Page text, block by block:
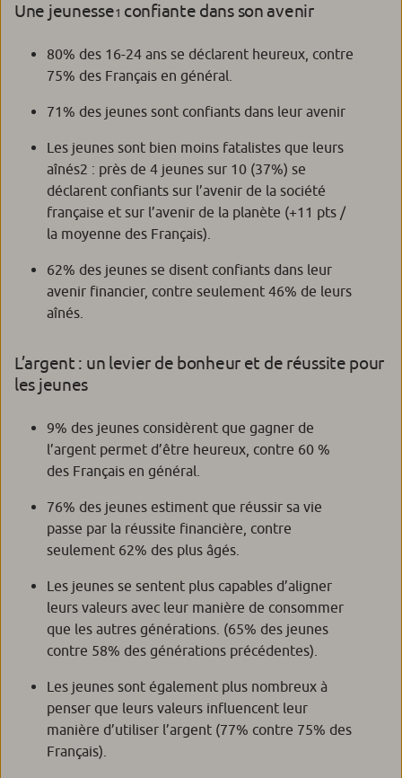
Une jeunesse1 confiante dans son avenir
80% des 16-24 ans se déclarent heureux, contre
75% des Français en général.
71% des jeunes sont confiants dans leur avenir
Les jeunes sont bien moins fatalistes que leurs
aînés2 : près de 4 jeunes sur 10 (37%) se
déclarent confiants sur l’avenir de la société
française et sur l’avenir de la planète (+11 pts /
la moyenne des Français).
62% des jeunes se disent confiants dans leur
avenir financier, contre seulement 46% de leurs
aînés.
L’argent : un levier de bonheur et de réussite pour
les jeunes
9% des jeunes considèrent que gagner de
l’argent permet d’être heureux, contre 60 %
des Français en général.
76% des jeunes estiment que réussir sa vie
passe par la réussite financière, contre
seulement 62% des plus âgés.
Les jeunes se sentent plus capables d’aligner
leurs valeurs avec leur manière de consommer
que les autres générations. (65% des jeunes
contre 58% des générations précédentes).
Les jeunes sont également plus nombreux à
penser que leurs valeurs influencent leur
manière d’utiliser l’argent (77% contre 75% des
Français).